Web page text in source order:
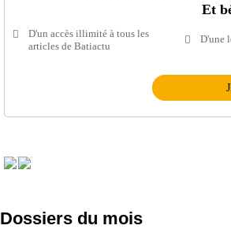
Et
D'un accès illimité à tous les
articles de Batiactu
D'une
Dossiers du mois